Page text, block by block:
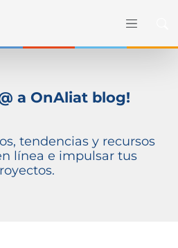
a OnAliat blog!
tendencias y recursos
línea e impulsar tus